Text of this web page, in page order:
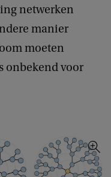
netwerken
manier
moeten
onbekend voor